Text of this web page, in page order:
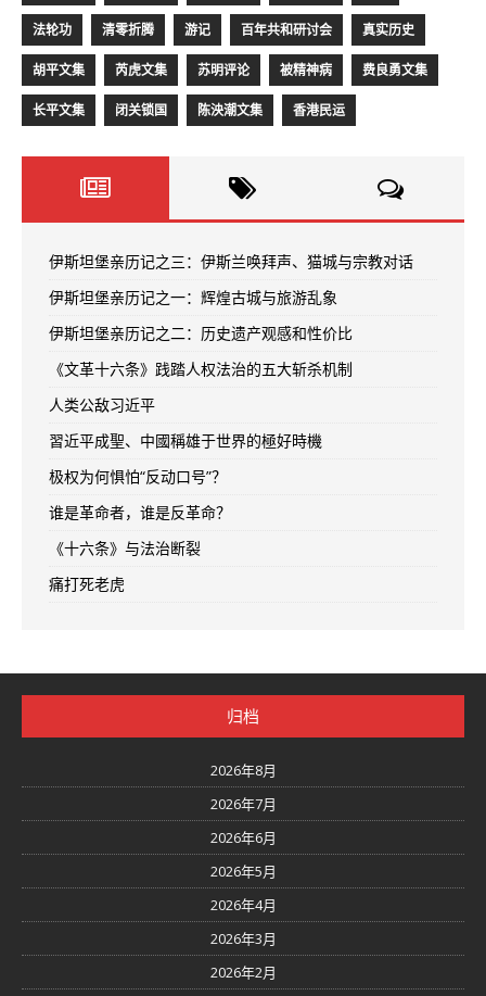
法轮功 清零折腾 游记 百年共和研讨会 真实历史
胡平文集 芮虎文集 苏明评论 被精神病 费良勇文集
长平文集 闭关锁国 陈泱潮文集 香港民运
伊斯坦堡亲历记之三：伊斯兰唤拜声、猫城与宗教对话
伊斯坦堡亲历记之一：辉煌古城与旅游乱象
伊斯坦堡亲历记之二：历史遗产观感和性价比
《文革十六条》践踏人权法治的五大斩杀机制
人类公敌习近平
習近平成聖、中國稱雄于世界的極好時機
极权为何惧怕“反动口号”？
谁是革命者，谁是反革命？
《十六条》与法治断裂
痛打死老虎
归档
2026年8月
2026年7月
2026年6月
2026年5月
2026年4月
2026年3月
2026年2月